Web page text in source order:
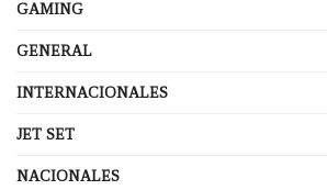
GAMING
GENERAL
INTERNACIONALES
JET SET
NACIONALES